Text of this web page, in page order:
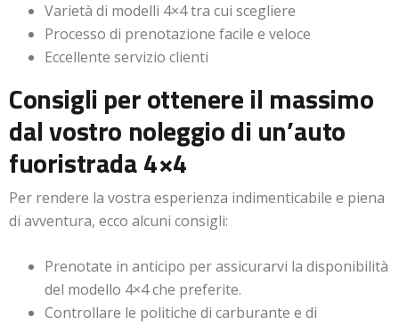
Varietà di modelli 4×4 tra cui scegliere
Processo di prenotazione facile e veloce
Eccellente servizio clienti
Consigli per ottenere il massimo
dal vostro noleggio di un’auto
fuoristrada 4×4
Per rendere la vostra esperienza indimenticabile e piena
di avventura, ecco alcuni consigli:
Prenotate in anticipo per assicurarvi la disponibilità
del modello 4×4 che preferite.
Controllare le politiche di carburante e di